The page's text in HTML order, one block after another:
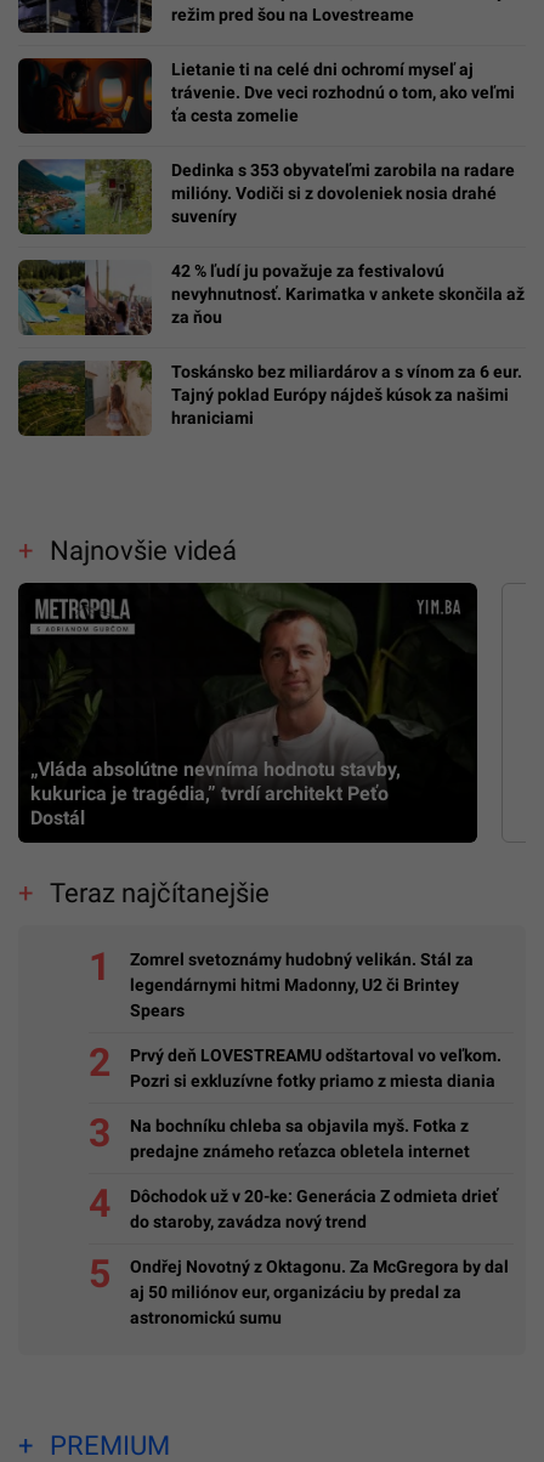
režim pred šou na Lovestreame
Lietanie ti na celé dni ochromí myseľ aj
trávenie. Dve veci rozhodnú o tom, ako veľmi
ťa cesta zomelie
Dedinka s 353 obyvateľmi zarobila na radare
milióny. Vodiči si z dovoleniek nosia drahé
suveníry
42 % ľudí ju považuje za festivalovú
nevyhnutnosť. Karimatka v ankete skončila až
za ňou
Toskánsko bez miliardárov a s vínom za 6 eur.
Tajný poklad Európy nájdeš kúsok za našimi
hraniciami
Najnovšie videá
„Vláda absolútne nevníma hodnotu stavby,
kukurica je tragédia,” tvrdí architekt Peťo
Dostál
Teraz najčítanejšie
Zomrel svetoznámy hudobný velikán. Stál za
legendárnymi hitmi Madonny, U2 či Brintey
Spears
Prvý deň LOVESTREAMU odštartoval vo veľkom.
Pozri si exkluzívne fotky priamo z miesta diania
Na bochníku chleba sa objavila myš. Fotka z
predajne známeho reťazca obletela internet
Dôchodok už v 20-ke: Generácia Z odmieta drieť
do staroby, zavádza nový trend
Ondřej Novotný z Oktagonu. Za McGregora by dal
aj 50 miliónov eur, organizáciu by predal za
astronomickú sumu
PREMIUM